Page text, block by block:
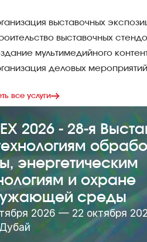
мультимедийного
все услуги
2026 - 28-я
энергетическим
и охране
среды
2026 — 22 октября